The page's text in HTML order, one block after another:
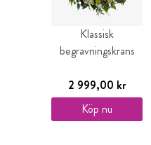
Klassisk
begravningskrans
2 999,00 kr
Köp nu